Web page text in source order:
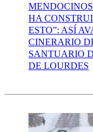
HA
ESTO”: ASÍ
CINERARIO
SANTUARIO
DE LOURDES